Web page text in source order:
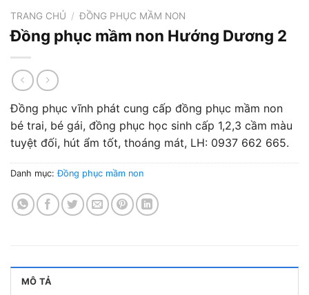
TRANG CHỦ / ĐỒNG PHỤC MẦM NON
Đồng phục mầm non Hướng Dương 2
Đồng phục vĩnh phát cung cấp đồng phục mầm non
bé trai, bé gái, đồng phục học sinh cấp 1,2,3 cầm màu
tuyệt đối, hút ẩm tốt, thoáng mát, LH: 0937 662 665.
Danh mục:Đồng phục mầm non
MÔ TẢ